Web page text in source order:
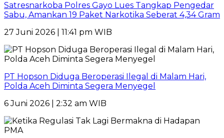
Satresnarkoba Polres Gayo Lues Tangkap Pengedar
Sabu, Amankan 19 Paket Narkotika Seberat 4,34 Gram
27 Juni 2026 | 11:41 pm WIB
PT Hopson Diduga Beroperasi Ilegal di Malam Hari,
Polda Aceh Diminta Segera Menyegel
6 Juni 2026 | 2:32 am WIB